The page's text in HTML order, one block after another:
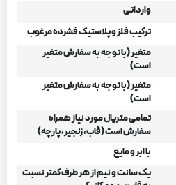
وارداتی
ترکیب فلز و پلاستیک فشرده مرغوب
متغیر (با توجه به سفارش متغیر
است)
متغیر (با توجه به سفارش متغیر
است)
تمامی متریال مورد نیاز همراه
سفارش است (قاب، زنجیر، پارچه)
با ابر و مایع
یک سانت و نیم از هر طرف کمتر نسبت